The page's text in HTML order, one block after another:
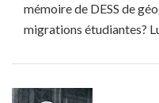
mémoire de DESS de
migrations étudiantes?